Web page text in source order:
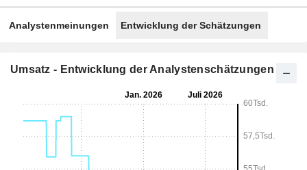
Analystenmeinungen Entwicklung der Schätzungen
Umsatz - Entwicklung der Analystenschätzungen